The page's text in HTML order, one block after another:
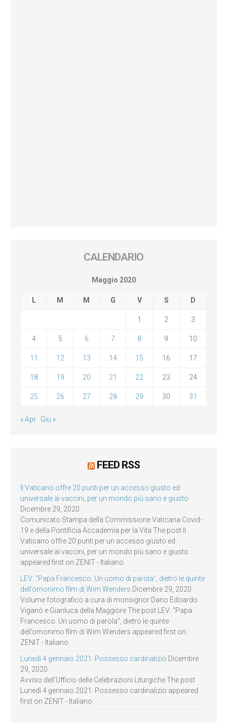
CALENDARIO
Maggio 2020
L M M G V S D
1 2 3
4 5 6 7 8 9 10
11 12 13 14 15 16 17
18 19 20 21 22 23 24
25 26 27 28 29 30 31
« Apr Giu »
FEED RSS
Il Vaticano offre 20 punti per un accesso giusto ed
universale ai vaccini, per un mondo più sano e giusto
Dicembre 29, 2020
Comunicato Stampa della Commissione Vaticana Covid-
19 e della Pontificia Accademia per la Vita The post Il
Vaticano offre 20 punti per un accesso giusto ed
universale ai vaccini, per un mondo più sano e giusto
appeared first on ZENIT - Italiano.
LEV: “Papa Francesco. Un uomo di parola”, dietro le quinte
dell’omonimo film di Wim Wenders Dicembre 29, 2020
Volume fotografico a cura di monsignor Dario Edoardo
Viganò e Gianluca della Maggiore The post LEV: “Papa
Francesco. Un uomo di parola”, dietro le quinte
dell’omonimo film di Wim Wenders appeared first on
ZENIT - Italiano.
Lunedì 4 gennaio 2021: Possesso cardinalizio Dicembre
29, 2020
Avviso dell’Ufficio delle Celebrazioni Liturgiche The post
Lunedì 4 gennaio 2021: Possesso cardinalizio appeared
first on ZENIT - Italiano.